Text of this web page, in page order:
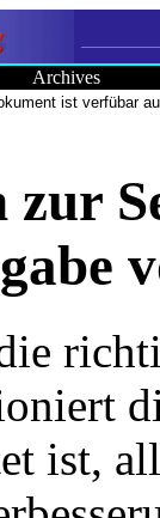
Archives
ist verfübar
ist,